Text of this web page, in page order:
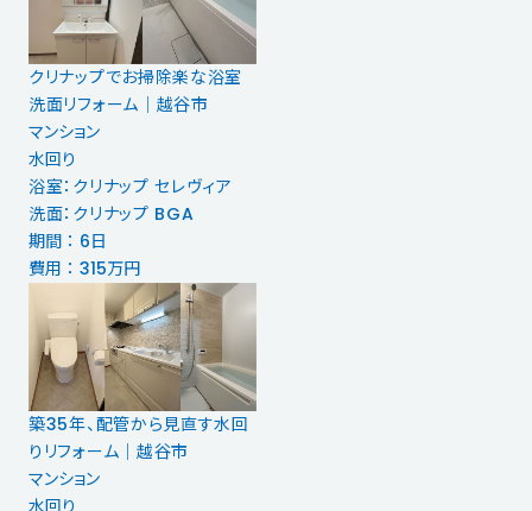
クリナップでお掃除楽な浴室
洗面リフォーム│越谷市
マンション
水回り
浴室：クリナップ セレヴィア
洗面：クリナップ BGA
期間 ： 6日
費用 ： 315万円
築35年、配管から見直す水回
りリフォーム｜越谷市
マンション